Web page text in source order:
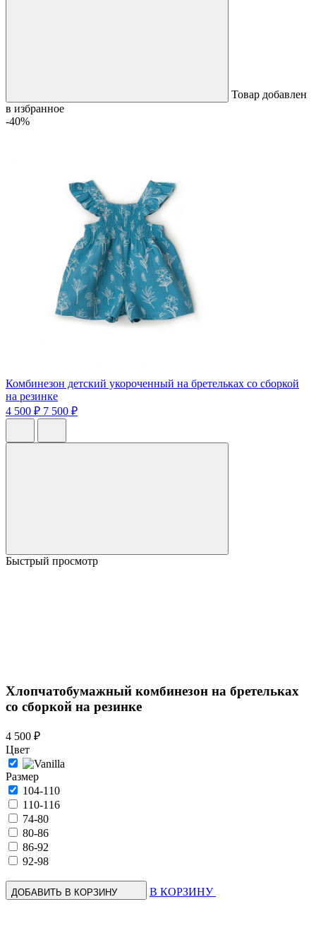
Товар добавлен
в избранное
-40%
Комбинезон детский укороченный на бретельках со сборкой
на резинке
4 500 ₽ 7 500 ₽
Быстрый просмотр
Хлопчатобумажный комбинезон на бретельках
со сборкой на резинке
4 500 ₽
Цвет
Размер
104-110
110-116
74-80
80-86
86-92
92-98
ДОБАВИТЬ В КОРЗИНУ В КОРЗИНУ